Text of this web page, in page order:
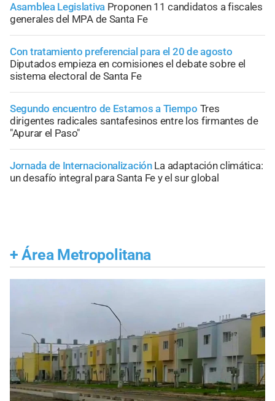
Asamblea Legislativa Proponen 11 candidatos a fiscales
generales del MPA de Santa Fe
Con tratamiento preferencial para el 20 de agosto
Diputados empieza en comisiones el debate sobre el
sistema electoral de Santa Fe
Segundo encuentro de Estamos a Tiempo Tres
dirigentes radicales santafesinos entre los firmantes de
"Apurar el Paso"
Jornada de Internacionalización La adaptación climática:
un desafío integral para Santa Fe y el sur global
+ Área Metropolitana